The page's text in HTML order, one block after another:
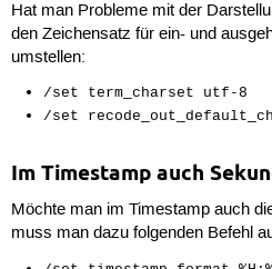
Hat man Probleme mit der
den Zeichensatz für ein- und
umstellen:
/set term_charset utf-8
/set
Im Timestamp auch
Möchte man im Timestamp auch
muss man dazu folgenden Befehl